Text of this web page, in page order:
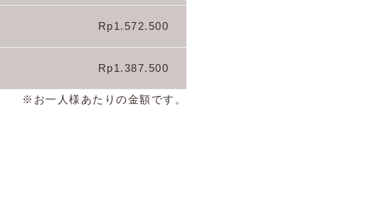
Rp1.572.500
Rp1.387.500
※お一人様あたりの金額です。